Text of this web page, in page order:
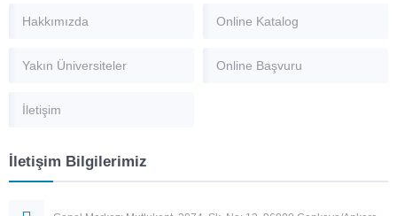
Hakkımızda Online Katalog
Yakın Üniversiteler Online Başvuru
İletişim
İletişim Bilgilerimiz